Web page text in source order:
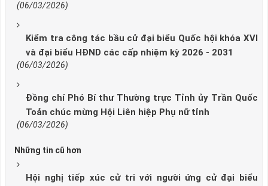
(06/03/2026)
Kiểm tra công tác bầu cử đại biểu Quốc hội khóa XVI
và đại biểu HĐND các cấp nhiệm kỳ 2026 - 2031
(06/03/2026)
Đồng chí Phó Bí thư Thường trực Tỉnh ủy Trần Quốc
Toản chúc mừng Hội Liên hiệp Phụ nữ tỉnh
(06/03/2026)
Những tin cũ hơn
Hội nghị tiếp xúc cử tri với người ứng cử đại biểu